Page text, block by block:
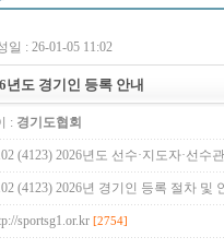
일 : 26-01-05 11:02
년도 경기인 등록 안내
: 경기도협회
(4123) 2026년도 선수·지도자·선
(4123) 2026년 경기인 등록 절차 및
sportsg1.or.kr [2754]